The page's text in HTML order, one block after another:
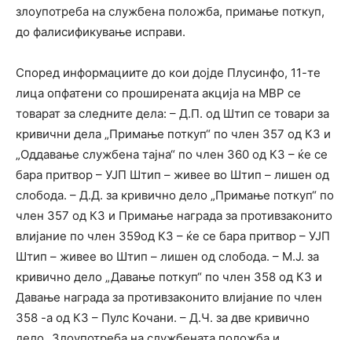
злоупотреба на службена положба, примање поткуп,
до фалисификување исправи.
Според информациите до кои дојде Плусинфо, 11-те
лица опфатени со проширената акција на МВР се
товарат за следните дела: – Д.П. од Штип се товари за
кривични дела „Примање поткуп“ по член 357 од КЗ и
„Оддавање службена тајна“ по член 360 од КЗ – ќе се
бара притвор – УЈП Штип – живее во Штип – лишен од
слобода. – Д.Д. за кривично дело „Примање поткуп“ по
член 357 од КЗ и Примање награда за противзаконито
влијание по член 359од КЗ – ќе се бара притвор – УЈП
Штип – живее во Штип – лишен од слобода. – М.Ј. за
кривично дело „Давање поткуп“ по член 358 од КЗ и
Давање награда за противзаконито влијание по член
358 -а од КЗ – Пулс Кочани. – Д.Ч. за две кривично